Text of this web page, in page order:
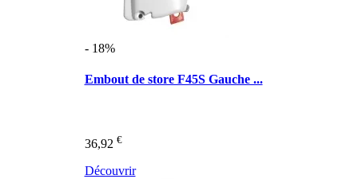
- 18%
Embout de store F45S Gauche ...
36,92 €
Découvrir